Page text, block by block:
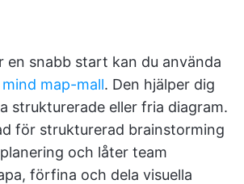
en snabb start kan du använda
map-mall. Den hjälper dig
strukturerade eller fria diagram.
för strukturerad brainstorming
och låter team
förfina och dela visuella